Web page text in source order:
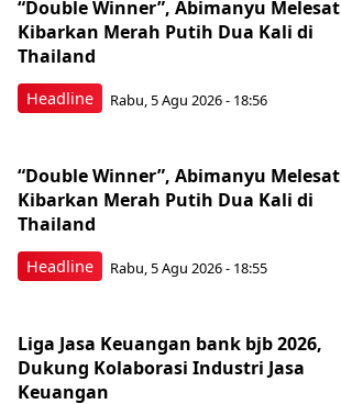
Headline
“Double Winner”, Abimanyu Melesat
Kibarkan Merah Putih Dua Kali di
Thailand
Rabu, 5 Agu 2026 - 18:56
Headline
“Double Winner”, Abimanyu Melesat
Kibarkan Merah Putih Dua Kali di
Thailand
Rabu, 5 Agu 2026 - 18:55
Liga Jasa Keuangan bank bjb 2026,
Dukung Kolaborasi Industri Jasa
Keuangan